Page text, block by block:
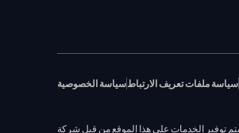
سياسة الخصوصيةسياسة ملفات تعريف الارتباط